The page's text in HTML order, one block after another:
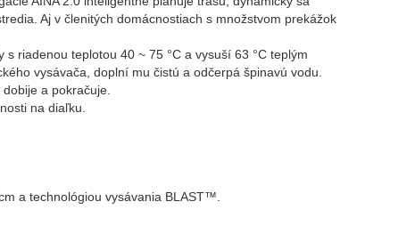
Aj v členitých domácnostiach s množstvom prekážok
riadenou teplotou 40 ~ 75 °C a vysuší 63 °C teplým
vysávača, doplní mu čistú a odčerpá špinavú vodu.
a pokračuje.
na diaľku.
a technológiou vysávania BLAST™.